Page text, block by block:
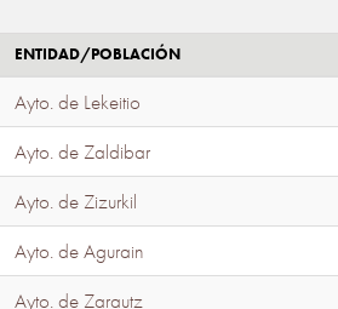
ENTIDAD/POBLACIÓN
Ayto. de Lekeitio
Ayto. de Zaldibar
Ayto. de Zizurkil
Ayto. de Agurain
Ayto. de Zarautz